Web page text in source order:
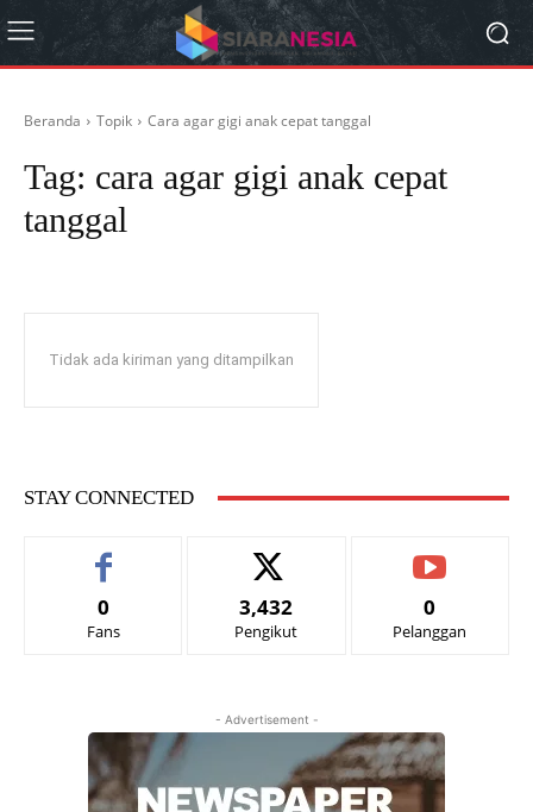
Beranda Topik Cara agar gigi anak cepat tanggal
Tag: cara agar gigi anak cepat
tanggal
Tidak ada kiriman yang ditampilkan
STAY CONNECTED
0
Fans
3,432
Pengikut
0
Pelanggan
- Advertisement -